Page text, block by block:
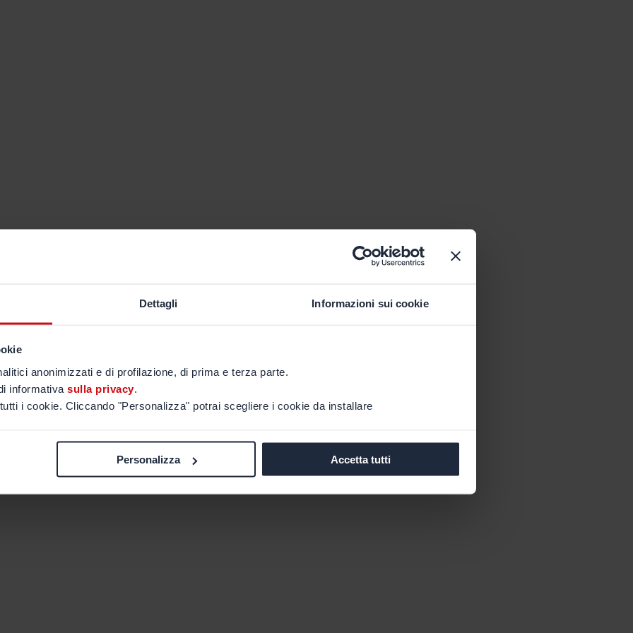
Dettagli Informazioni sui cookie
anonimizzati e di profilazione, di prima e terza parte.
informativa sulla privacy.
i cookie. Cliccando "Personalizza" potrai scegliere i cookie da installare
Personalizza Accetta tutti